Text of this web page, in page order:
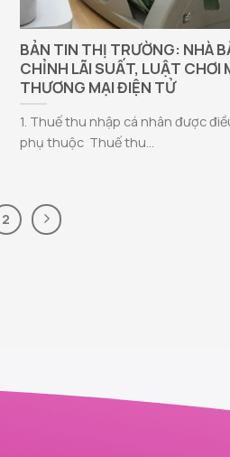
BẢN TIN THỊ TRƯỜNG: NHÀ
CHỈNH LÃI SUẤT, LUẬT CHƠI
THƯƠNG MẠI ĐIỆN TỬ
1. Thuế thu nhập cá nhân được
phụ thuộc Thuế thu...
2